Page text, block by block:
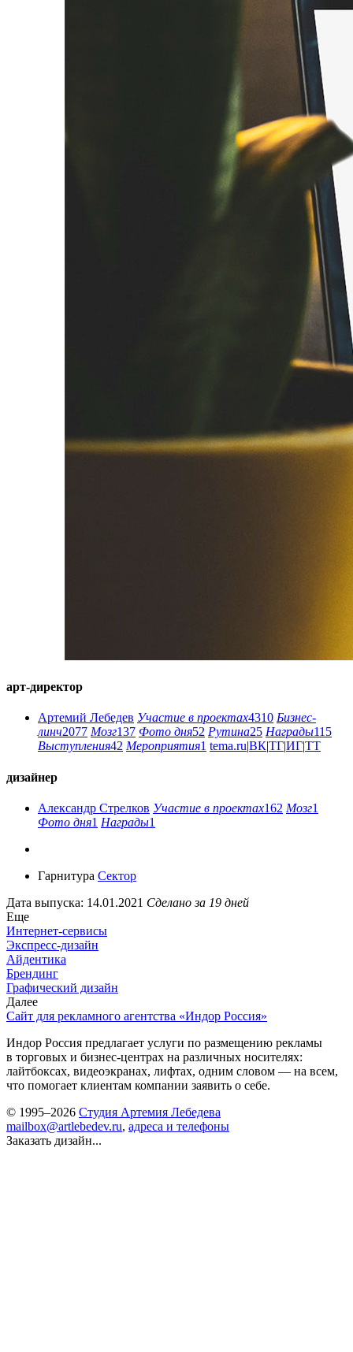
арт-директор
Артемий Лебедев Участие в проектах4310 Бизнес-
линч2077 Мозг137 Фото дня52 Рутина25 Награды115
Выступления42 Мероприятия1 tema.ru|ВК|ТГ|ИГ|ТТ
дизайнер
Александр Стрелков Участие в проектах162 Мозг1
Фото дня1 Награды1
Гарнитура Сектор
Дата выпуска: 14.01.2021 Сделано за 19 дней
Еще
Интернет-сервисы
Экспресс-дизайн
Айдентика
Брендинг
Графический дизайн
Далее
Сайт для рекламного агентства «Индор Россия»
Индор Россия предлагает услуги по размещению рекламы
в торговых и бизнес-центрах на различных носителях:
лайтбоксах, видеоэкранах, лифтах, одним словом — на всем,
что помогает клиентам компании заявить о себе.
© 1995–2026 Студия Артемия Лебедева
mailbox@artlebedev.ru, адреса и телефоны
Заказать дизайн...